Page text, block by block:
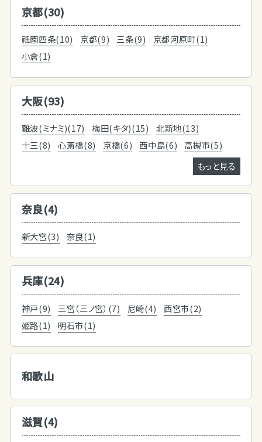
京都(30)
祇園四条(10) 京都(9) 三条(9)
京都河原町(1)
小倉(1)
大阪(93)
難波(ミナミ)(17) 梅田(キタ)(15)
北新地(13)
十三(8)
心斎橋(8) 京橋(6) 西中島(6)
高槻市(5)
もっと見る
奈良(4)
新大宮(3) 奈良(1)
兵庫(24)
神戸(9) 三宮（三ノ宮）(7) 尼崎(4)
西宮市(2)
姫路(1)
明石市(1)
和歌山
滋賀(4)